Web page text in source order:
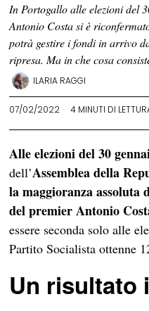
In Portogallo alle elezioni del
Antonio Costa si è
potrà gestire i fondi in arrivo
ripresa. Ma in che cosa
ILARIA RAGGI
07/02/2022 4 MINUTI DI
Alle elezioni del 30
dell’Assemblea della
la maggioranza assoluta
del premier Antonio
essere seconda solo alle
Partito Socialista ottenne
Un risultato